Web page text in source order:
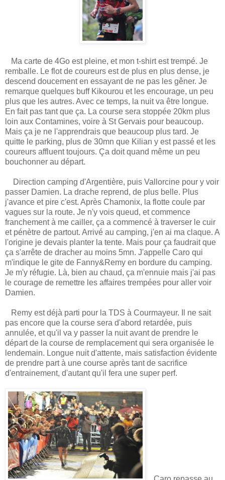
Ma carte de 4Go est pleine, et mon t-shirt est trempé. Je
remballe. Le flot de coureurs est de plus en plus dense, je
descend doucement en essayant de ne pas les gêner. Je
remarque quelques buff Kikourou et les encourage, un peu
plus que les autres. Avec ce temps, la nuit va être longue.
En fait pas tant que ça. La course sera stoppée 20km plus
loin aux Contamines, voire à St Gervais pour beaucoup.
Mais ça je ne l'apprendrais que beaucoup plus tard. Je
quitte le parking, plus de 30mn que Kilian y est passé et les
coureurs affluent toujours. Ça doit quand même un peu
bouchonner au départ.
Direction camping d'Argentière, puis Vallorcine pour y voir
passer Damien. La drache reprend, de plus belle. Plus
j'avance et pire c'est. Après Chamonix, la flotte coule par
vagues sur la route. Je n'y vois queud, et commence
franchement à me cailler, ça a commencé à traverser le cuir
et pénètre de partout. Arrivé au camping, j'en ai ma claque. A
l'origine je devais planter la tente. Mais pour ça faudrait que
ça s'arrête de dracher au moins 5mn. J'appelle Caro qui
m'indique le gite de Fanny&Remy en bordure du camping.
Je m'y réfugie. Là, bien au chaud, ça m'ennuie mais j'ai pas
le courage de remettre les affaires trempées pour aller voir
Damien.
Remy est déjà parti pour la TDS à Courmayeur. Il ne sait
pas encore que la course sera d'abord retardée, puis
annulée, et qu'il va y passer la nuit avant de prendre le
départ de la course de remplacement qui sera organisée le
lendemain. Longue nuit d'attente, mais satisfaction évidente
de prendre part à une course après tant de sacrifice
d'entrainement, d'autant qu'il fera une super perf.